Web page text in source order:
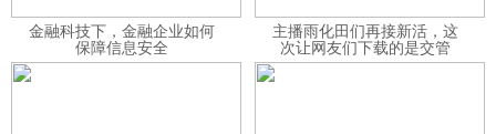
金融科技下，金融企业如何
保障信息安全
主播雨化田们再接新活，这
次让网友们下载的是交管
12123APP